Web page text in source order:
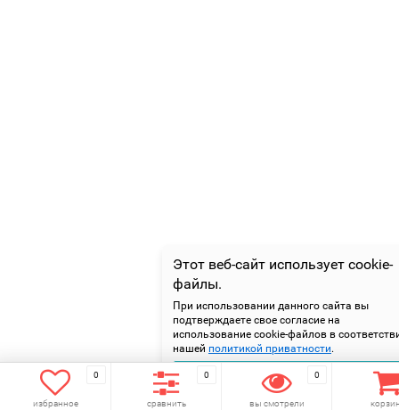
Этот веб-сайт использует cookie-
файлы.
При использовании данного сайта вы
подтверждаете свое согласие на
использование cookie-файлов в
нашей политикой приватности.
Подтверждаю
0
избранное
0
сравнить
0
вы смотрели